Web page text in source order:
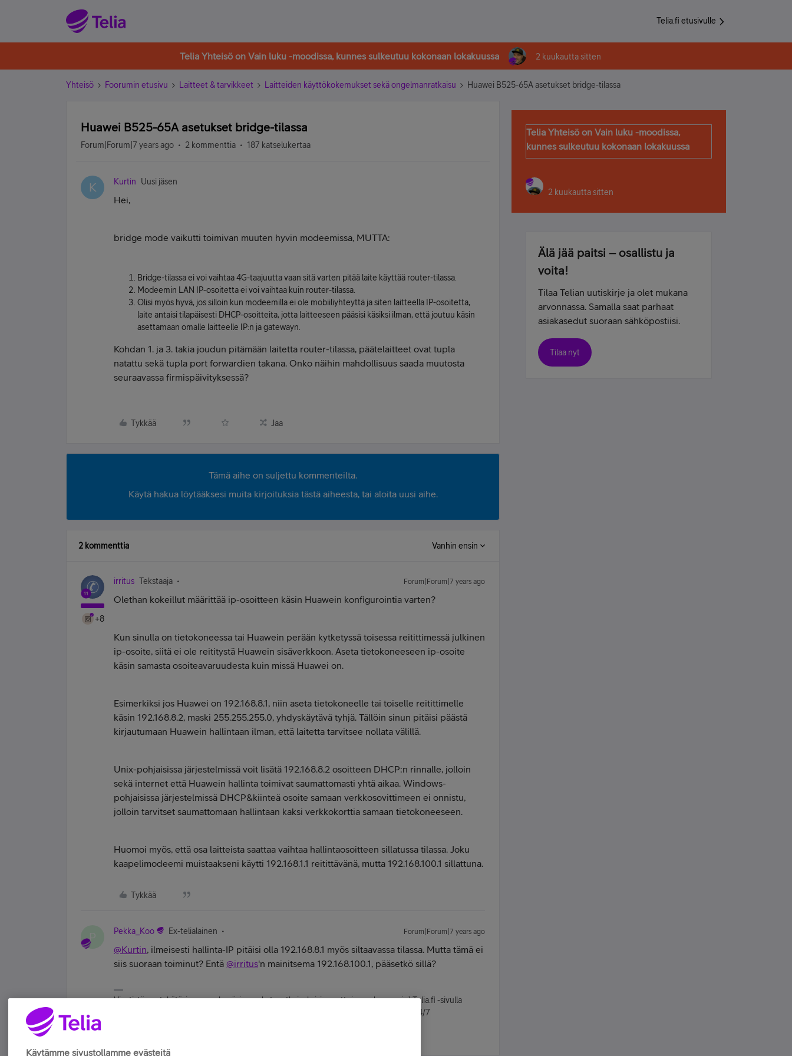
Telia.fi etusivulle
Telia Yhteisö on Vain luku -moodissa, kunnes sulkeutuu kokonaan lokakuussa 2 kuukautta sitten
Yhteisö Foorumin etusivu Laitteet & tarvikkeet Laitteiden käyttökokemukset sekä ongelmanratkaisu Huawei B525-65A asetukset bridge-tilassa
Huawei B525-65A asetukset bridge-tilassa
Forum|Forum|7 years ago 2 kommenttia 187 katselukertaa
K Kurtin Uusi jäsen
Hei,
bridge mode vaikutti toimivan muuten hyvin modeemissa, MUTTA:
Bridge-tilassa ei voi vaihtaa 4G-taajuutta vaan sitä varten pitää laite käyttää router-tilassa.
Modeemin LAN IP-osoitetta ei voi vaihtaa kuin router-tilassa.
Olisi myös hyvä, jos silloin kun modeemilla ei ole mobiiliyhteyttä ja siten laitteella IP-osoitetta,
laite antaisi tilapäisesti DHCP-osoitteita, jotta laitteeseen pääsisi käsiksi ilman, että joutuu käsin
asettamaan omalle laitteelle IP:n ja gatewayn.
Kohdan 1. ja 3. takia joudun pitämään laitetta router-tilassa, päätelaitteet ovat tupla
natattu sekä tupla port forwardien takana. Onko näihin mahdollisuus saada muutosta
seuraavassa firmispäivityksessä?
Tykkää Jaa
Tämä aihe on suljettu kommenteilta.
Käytä hakua löytääksesi muita kirjoituksia tästä aiheesta, tai aloita uusi aihe.
2 kommenttia Vanhin ensin
+8
irritus Tekstaaja Forum|Forum|7 years ago
Olethan kokeillut määrittää ip-osoitteen käsin Huawein konfigurointia varten?
Kun sinulla on tietokoneessa tai Huawein perään kytketyssä toisessa reitittimessä julkinen
ip-osoite, siitä ei ole reititystä Huawein sisäverkkoon. Aseta tietokoneeseen ip-osoite
käsin samasta osoiteavaruudesta kuin missä Huawei on.
Esimerkiksi jos Huawei on 192.168.8.1, niin aseta tietokoneelle tai toiselle reitittimelle
käsin 192.168.8.2, maski 255.255.255.0, yhdyskäytävä tyhjä. Tällöin sinun pitäisi päästä
kirjautumaan Huawein hallintaan ilman, että laitetta tarvitsee nollata välillä.
Unix-pohjaisissa järjestelmissä voit lisätä 192.168.8.2 osoitteen DHCP:n rinnalle, jolloin
sekä internet että Huawein hallinta toimivat saumattomasti yhtä aikaa. Windows-
pohjaisissa järjestelmissä DHCP&kiinteä osoite samaan verkkosovittimeen ei onnistu,
jolloin tarvitset saumattomaan hallintaan kaksi verkkokorttia samaan tietokoneeseen.
Huomoi myös, että osa laitteista saattaa vaihtaa hallintaosoitteen sillatussa tilassa. Joku
kaapelimodeemi muistaakseni käytti 192.168.1.1 reitittävänä, mutta 192.168.100.1 sillattuna.
Tykkää
P Pekka_Koo Ex-telialainen Forum|Forum|7 years ago
@Kurtin, ilmeisesti hallinta-IP pitäisi olla 192.168.8.1 myös siltaavassa tilassa. Mutta tämä ei
siis suoraan toiminut? Entä @irritus'n mainitsema 192.168.100.1, pääsetkö sillä?
Viestistä saa tykätä, jos se on hyvä, ja merkata ratkaisuksi, jos auttoi ongelmassasi. :) Telia.fi -sivulla
hallinnoit liittymiäsi ja palveluitasi milloin tahansa. Chat-yhteys asiakaspalveluumme 24/7
Telia Yhteisö on Vain luku -moodissa,
kunnes sulkeutuu kokonaan lokakuussa
2 kuukautta sitten
Älä jää paitsi – osallistu ja
voita!
Tilaa Telian uutiskirje ja olet mukana
arvonnassa. Samalla saat parhaat
asiakasedut suoraan sähköpostiisi.
Tilaa nyt
Käytämme sivustollamme evästeitä